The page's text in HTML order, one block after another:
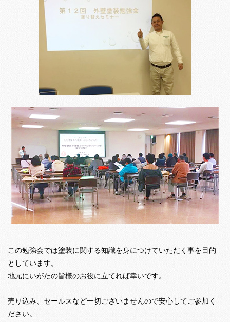
この勉強会では塗装に関する知識を身につけていただく事を目的
としています。
地元にいがたの皆様のお役に立てれば幸いです。
売り込み、セールスなど一切ございませんので安心してご参加く
ださい。